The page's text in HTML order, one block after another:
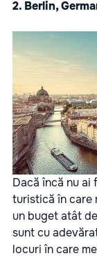
2. Berlin,
Dacă încă nu ai
turistică în care
un buget atât
sunt cu
locuri în care